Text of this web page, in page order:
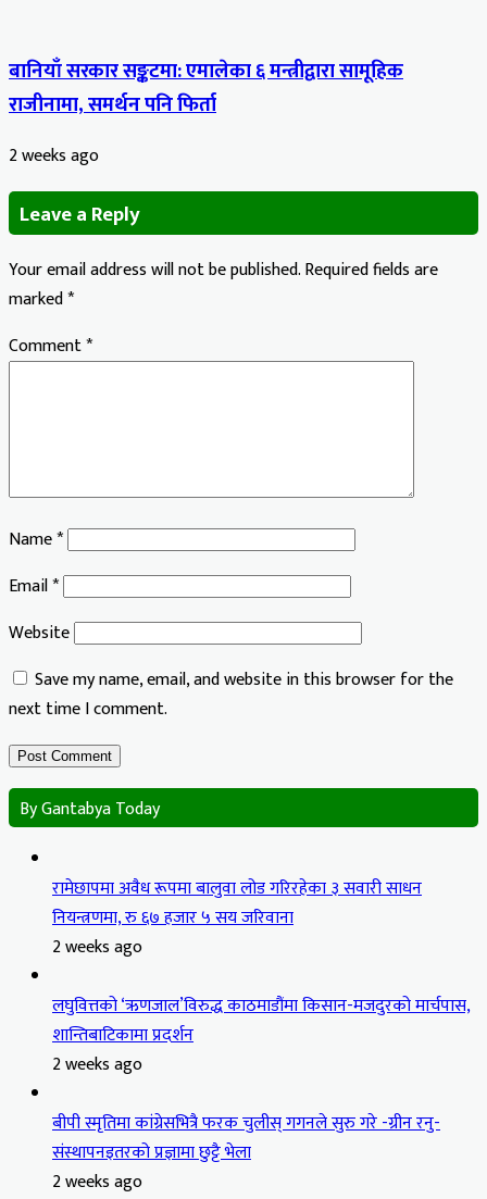
बानियाँ सरकार सङ्कटमा: एमालेका ६ मन्त्रीद्वारा सामूहिक
राजीनामा, समर्थन पनि फिर्ता
2 weeks ago
Leave a Reply
Your email address will not be published.Required fields are
marked*
Comment*
Name*
Email*
Website
Save my name, email, and website in this browser for the
next time I comment.
By Gantabya Today
रामेछापमा अवैध रूपमा बालुवा लोड गरिरहेका ३ सवारी साधन
नियन्त्रणमा, रु ६७ हजार ५ सय जरिवाना
2 weeks ago
लघुवित्तको ‘ऋणजाल’विरुद्ध काठमाडौंमा किसान-मजदुरको मार्चपास,
शान्तिबाटिकामा प्रदर्शन
2 weeks ago
बीपी स्मृतिमा कांग्रेसभित्रै फरक चुलीस् गगनले सुरु गरे -ग्रीन रनु-
संस्थापनइतरको प्रज्ञामा छुट्टै भेला
2 weeks ago